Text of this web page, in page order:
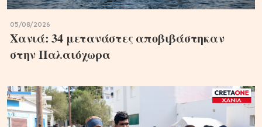
05/08/2026
Χανιά: 34 μετανάστες αποβιβάστηκαν
στην Παλαιόχωρα